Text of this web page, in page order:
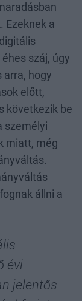
Ezeknek a
száj, úgy
arra, hogy
előtt,
következik be
személyi
miatt, még
állni a
évi
jelentős